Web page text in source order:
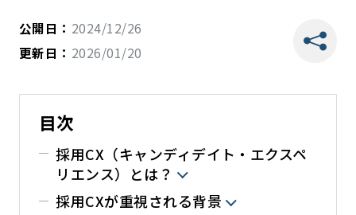
公開日： 2024/12/26
更新日： 2026/01/20
目次
採用CX（キャンディデイト・エクスペ
リエンス）とは？
採用CXが重視される背景